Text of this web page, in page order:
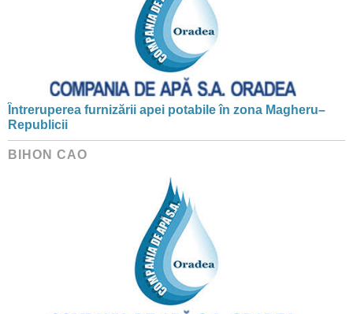
Întreruperea furnizării apei potabile în zona Magheru–
Republicii
BIHON CAO